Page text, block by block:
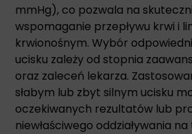
mmHg), co pozwala na
wspomaganie przepływu krwi i
krwionośnym. Wybór
ucisku zależy od stopnia
oraz zaleceń lekarza.
słabym lub zbyt silnym ucisku
oczekiwanych rezultatów lub
niewłaściwego oddziaływania na